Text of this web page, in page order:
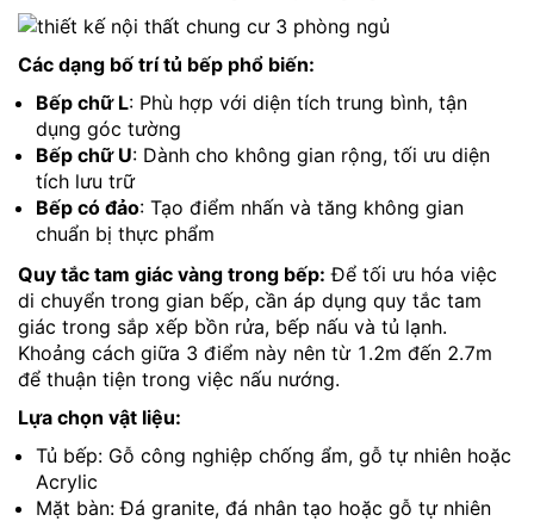
Các dạng bố trí tủ bếp phổ biến:
Bếp chữ L: Phù hợp với diện tích trung bình, tận
dụng góc tường
Bếp chữ U: Dành cho không gian rộng, tối ưu diện
tích lưu trữ
Bếp có đảo: Tạo điểm nhấn và tăng không gian
chuẩn bị thực phẩm
Quy tắc tam giác vàng trong bếp: Để tối ưu hóa việc
di chuyển trong gian bếp, cần áp dụng quy tắc tam
giác trong sắp xếp bồn rửa, bếp nấu và tủ lạnh.
Khoảng cách giữa 3 điểm này nên từ 1.2m đến 2.7m
để thuận tiện trong việc nấu nướng.
Lựa chọn vật liệu:
Tủ bếp: Gỗ công nghiệp chống ẩm, gỗ tự nhiên hoặc
Acrylic
Mặt bàn: Đá granite, đá nhân tạo hoặc gỗ tự nhiên